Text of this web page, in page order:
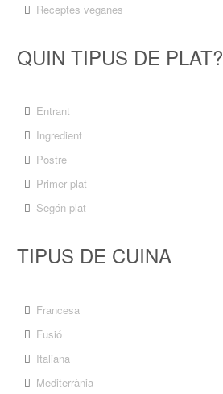
Receptes veganes
QUIN TIPUS DE PLAT?
Entrant
Ingredient
Postre
Primer plat
Segón plat
TIPUS DE CUINA
Francesa
Fusió
Italiana
Mediterrània